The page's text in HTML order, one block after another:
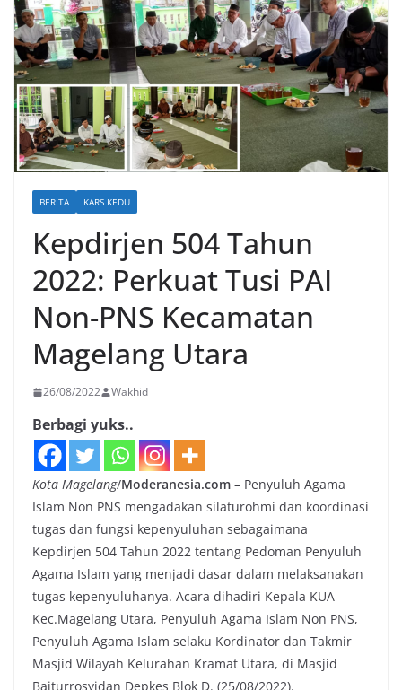
BERITA KARS KEDU
Kepdirjen 504 Tahun
2022: Perkuat Tusi PAI
Non-PNS Kecamatan
Magelang Utara
26/08/2022 Wakhid
Berbagi yuks..
Kota Magelang/Moderanesia.com – Penyuluh Agama
Islam Non PNS mengadakan silaturohmi dan koordinasi
tugas dan fungsi kepenyuluhan sebagaimana
Kepdirjen 504 Tahun 2022 tentang Pedoman Penyuluh
Agama Islam yang menjadi dasar dalam melaksanakan
tugas kepenyuluhanya. Acara dihadiri Kepala KUA
Kec.Magelang Utara, Penyuluh Agama Islam Non PNS,
Penyuluh Agama Islam selaku Kordinator dan Takmir
Masjid Wilayah Kelurahan Kramat Utara, di Masjid
Baiturrosyidan Depkes Blok D. (25/08/2022).